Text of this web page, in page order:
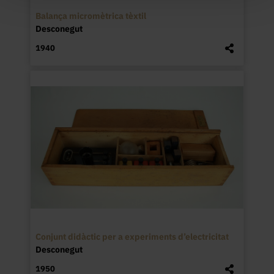
Balança micromètrica tèxtil
Desconegut
1940
Conjunt didàctic per a experiments d’electricitat
Desconegut
1950